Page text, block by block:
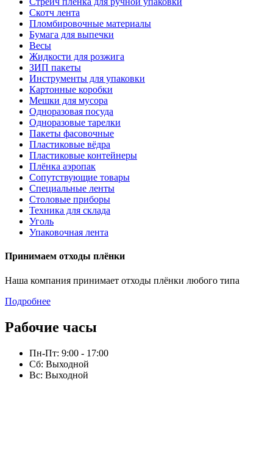
Скотч лента
Пломбировочные материалы
Бумага для выпечки
Весы
Жидкости для розжига
ЗИП пакеты
Инструменты для упаковки
Картонные коробки
Мешки для мусора
Одноразовая посуда
Одноразовые тарелки
Пакеты фасовочные
Пластиковые вёдра
Пластиковые контейнеры
Плёнка аэропак
Сопутствующие товары
Специальные ленты
Столовые приборы
Техника для склада
Уголь
Упаковочная лента
Принимаем отходы плёнки
Наша компания принимает отходы плёнки любого типа
Подробнее
Рабочие часы
Пн-Пт: 9:00 - 17:00
Сб: Выходной
Вс: Выходной